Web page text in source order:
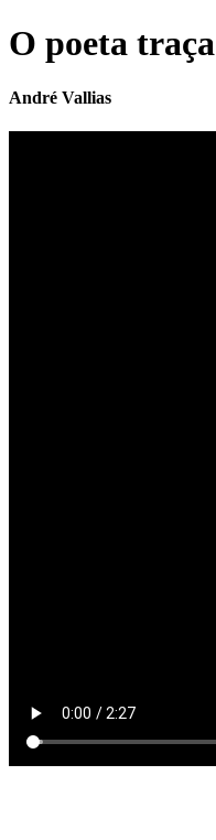
O poeta traça
André Vallias